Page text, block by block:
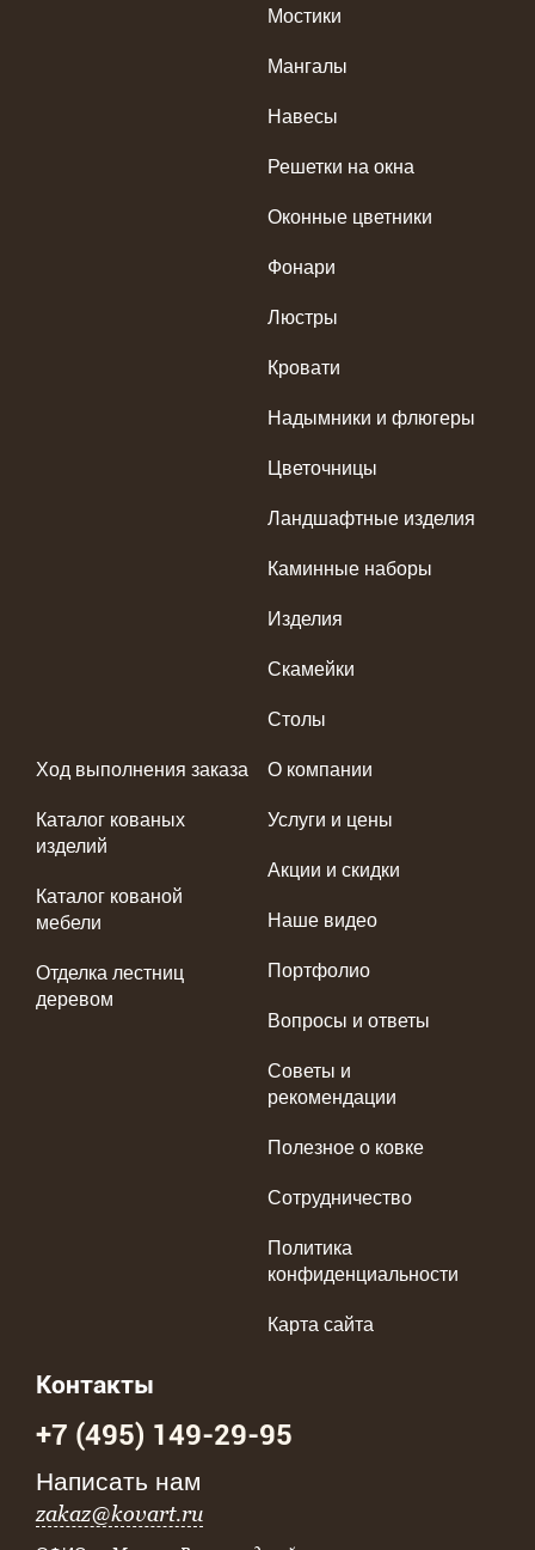
Мостики
Мангалы
Навесы
Решетки на окна
Оконные цветники
Фонари
Люстры
Кровати
Надымники и флюгеры
Цветочницы
Ландшафтные изделия
Каминные наборы
Изделия
Скамейки
Столы
Ход выполнения заказа
Каталог кованых
изделий
Каталог кованой
мебели
Отделка лестниц
деревом
О компании
Услуги и цены
Акции и скидки
Наше видео
Портфолио
Вопросы и ответы
Советы и
рекомендации
Полезное о ковке
Сотрудничество
Политика
конфиденциальности
Карта сайта
Контакты
+7 (495) 149-29-95
Написать нам
zakaz@kovart.ru